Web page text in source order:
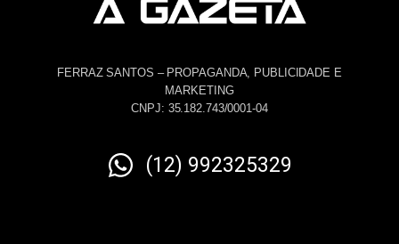
FERRAZ SANTOS – PROPAGANDA, PUBLICIDADE E
MARKETING
CNPJ: 35.182.743/0001-04
(12) 992325329